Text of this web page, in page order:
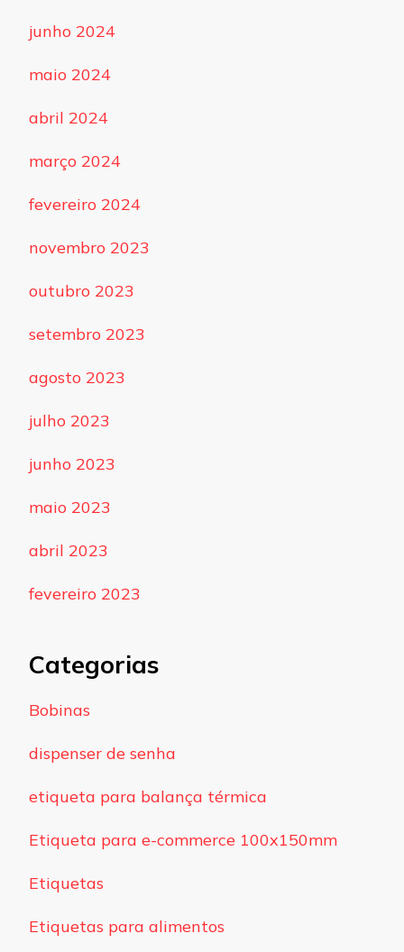
junho 2024
maio 2024
abril 2024
março 2024
fevereiro 2024
novembro 2023
outubro 2023
setembro 2023
agosto 2023
julho 2023
junho 2023
maio 2023
abril 2023
fevereiro 2023
Categorias
Bobinas
dispenser de senha
etiqueta para balança térmica
Etiqueta para e-commerce 100x150mm
Etiquetas
Etiquetas para alimentos